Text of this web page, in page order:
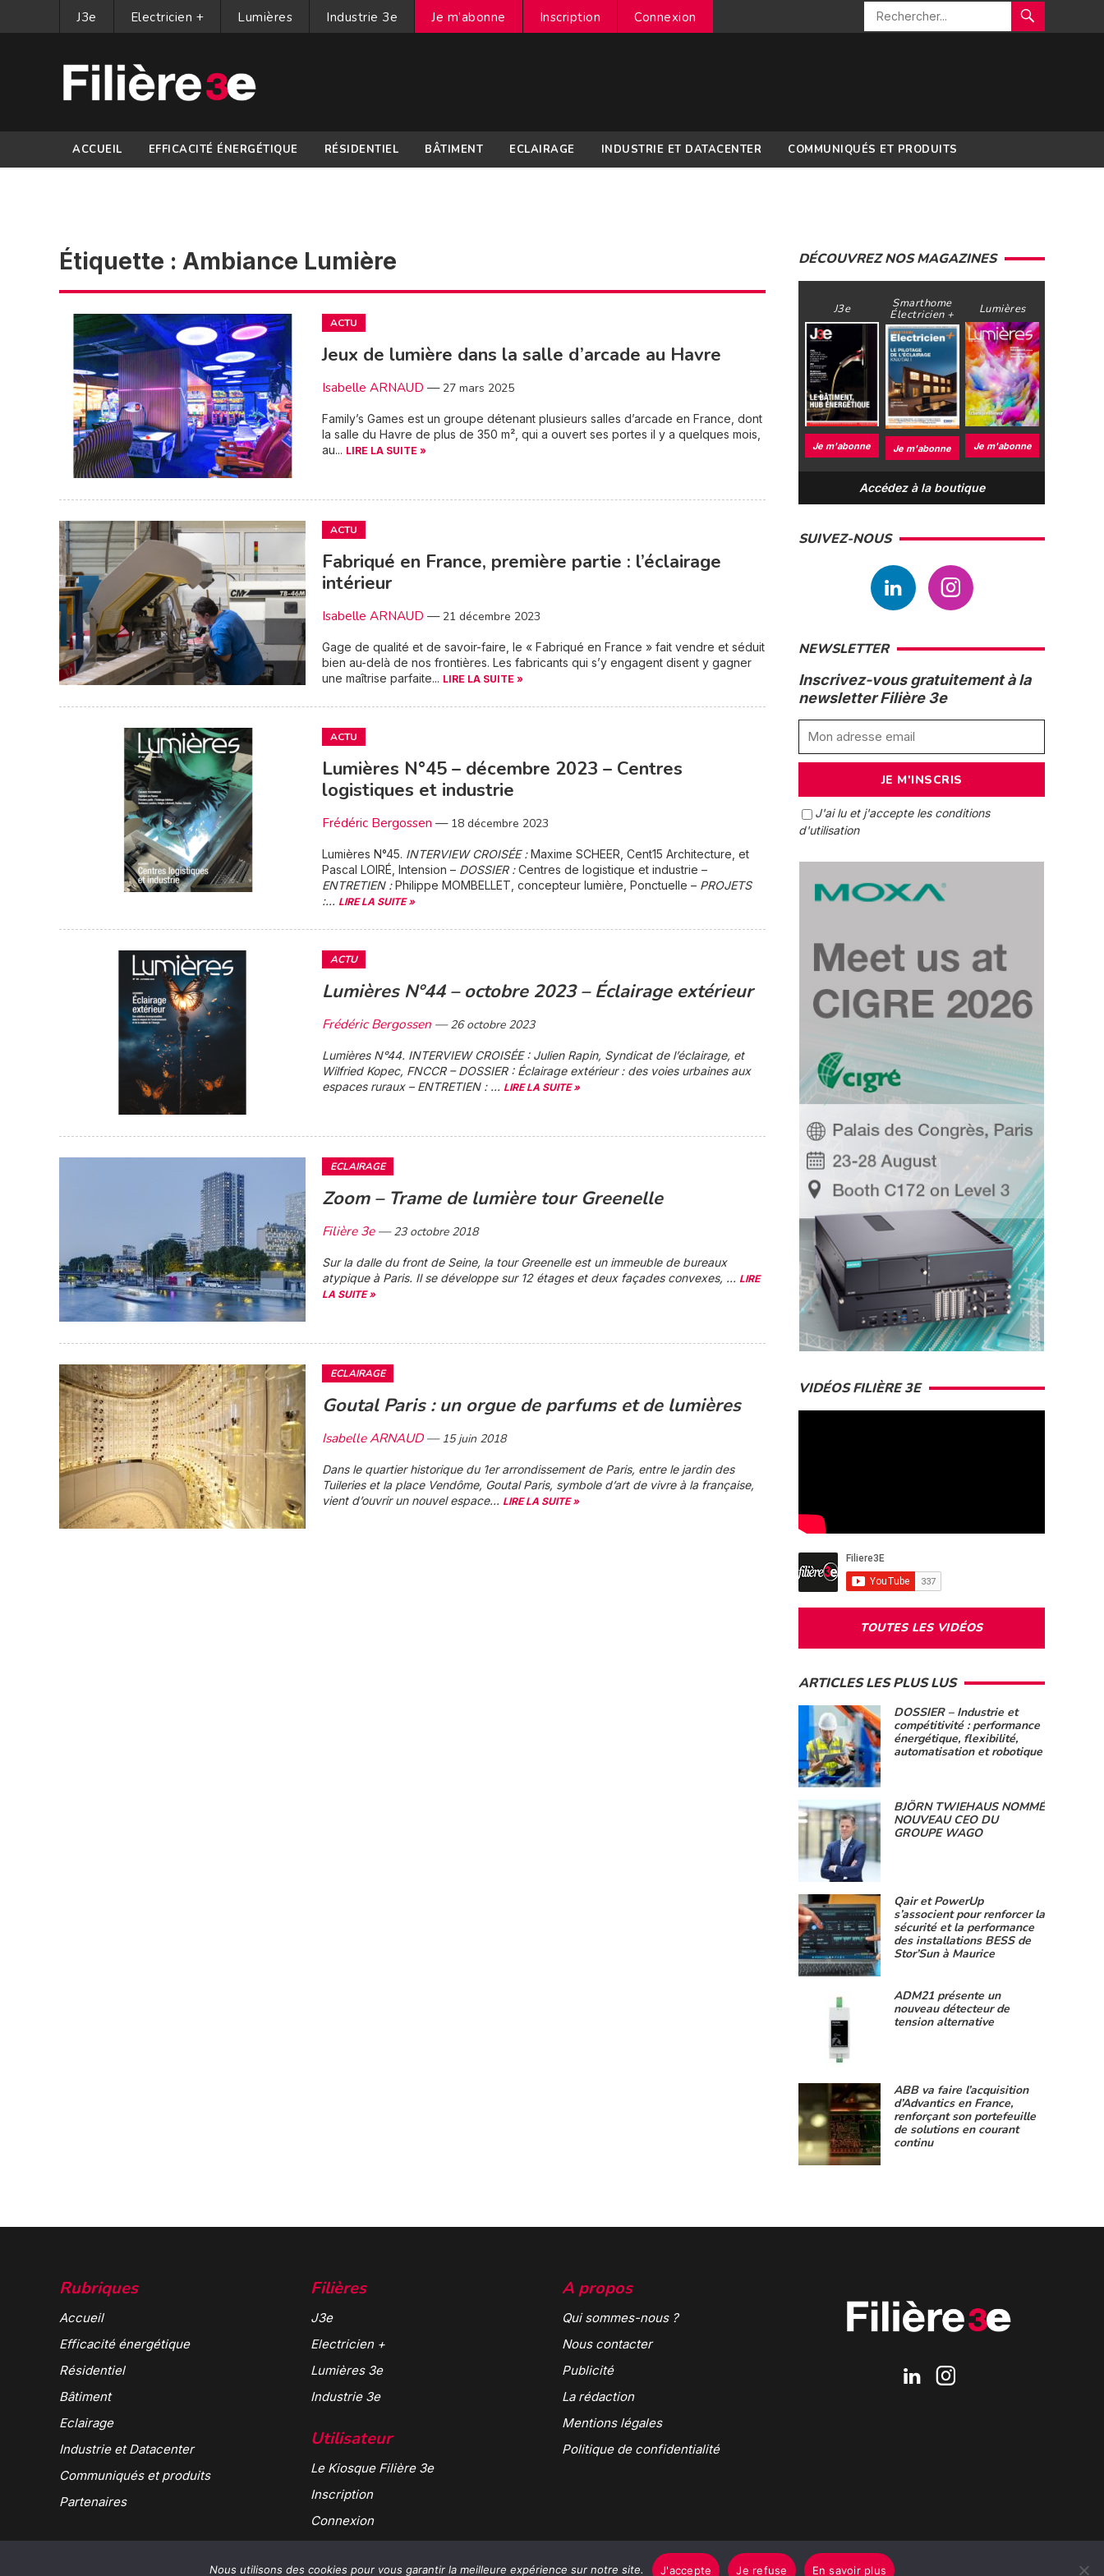
J3e Electricien + Lumières Industrie 3e Je m’abonne Inscription Connexion
ACCUEIL EFFICACITÉ ÉNERGÉTIQUE RÉSIDENTIEL BÂTIMENT ECLAIRAGE INDUSTRIE ET DATACENTER COMMUNIQUÉS ET PRODUITS
Étiquette : Ambiance Lumière
ACTU
Jeux de lumière dans la salle d’arcade au Havre
Isabelle ARNAUD — 27 mars 2025
Family’s Games est un groupe détenant plusieurs salles d’arcade en France, dont
la salle du Havre de plus de 350 m², qui a ouvert ses portes il y a quelques mois,
au... LIRE LA SUITE »
ACTU
Fabriqué en France, première partie : l’éclairage
intérieur
Isabelle ARNAUD — 21 décembre 2023
Gage de qualité et de savoir-faire, le « Fabriqué en France » fait vendre et séduit
bien au-delà de nos frontières. Les fabricants qui s’y engagent disent y gagner
une maîtrise parfaite... LIRE LA SUITE »
ACTU
Lumières N°45 – décembre 2023 – Centres
logistiques et industrie
Frédéric Bergossen — 18 décembre 2023
Lumières N°45. INTERVIEW CROISÉE :Maxime SCHEER, Cent15 Architecture, et
Pascal LOIRÉ, Intension – DOSSIER :Centres de logistique et industrie –
ENTRETIEN :Philippe MOMBELLET, concepteur lumière, Ponctuelle – PROJETS
:... LIRE LA SUITE »
ACTU
Lumières N°44 – octobre 2023 – Éclairage extérieur
Frédéric Bergossen —26 octobre 2023
Lumières N°44. INTERVIEW CROISÉE : Julien Rapin, Syndicat de l’éclairage, et
Wilfried Kopec, FNCCR –DOSSIER : Éclairage extérieur : des voies urbaines aux
espaces ruraux – ENTRETIEN : ... LIRE LA SUITE »
ECLAIRAGE
Zoom – Trame de lumière tour Greenelle
Filière 3e—23 octobre 2018
Sur la dalle du front de Seine, la tour Greenelle est un immeuble de bureaux
atypique à Paris. Il se développe sur 12 étages et deux façades convexes, ... LIRE
LA SUITE »
ECLAIRAGE
Goutal Paris : un orgue de parfums et de lumières
Isabelle ARNAUD—15 juin 2018
Dans le quartier historique du 1er arrondissement de Paris, entre le jardin des
Tuileries et la place Vendôme, Goutal Paris, symbole d’art de vivre à la française,
vient d’ouvrir un nouvel espace... LIRE LA SUITE »
DÉCOUVREZ NOS MAGAZINES
J3e
Je m'abonne
Smarthome
Électricien +
Je m'abonne
Lumières
Je m'abonne
Accédez à la boutique
SUIVEZ-NOUS
NEWSLETTER
Inscrivez-vous gratuitement à la
newsletter Filière 3e
J'ai lu et j'accepte les conditions
d'utilisation
VIDÉOS FILIÈRE 3E
TOUTES LES VIDÉOS
ARTICLES LES PLUS LUS
DOSSIER – Industrie et
compétitivité : performance
énergétique, flexibilité,
automatisation et robotique
BJÖRN TWIEHAUS NOMMÉ
NOUVEAU CEO DU
GROUPE WAGO
Qair et PowerUp
s’associent pour renforcer la
sécurité et la performance
des installations BESS de
Stor’Sun à Maurice
ADM21 présente un
nouveau détecteur de
tension alternative
ABB va faire l’acquisition
d’Advantics en France,
renforçant son portefeuille
de solutions en courant
continu
Rubriques
Accueil
Efficacité énergétique
Résidentiel
Bâtiment
Eclairage
Industrie et Datacenter
Communiqués et produits
Partenaires
Filières
J3e
Electricien +
Lumières 3e
Industrie 3e
Utilisateur
Le Kiosque Filière 3e
Inscription
Connexion
A propos
Qui sommes-nous ?
Nous contacter
Publicité
La rédaction
Mentions légales
Politique de confidentialité
Nous utilisons des cookies pour vous garantir la meilleure expérience sur notre site. J'accepte Je refuse En savoir plus